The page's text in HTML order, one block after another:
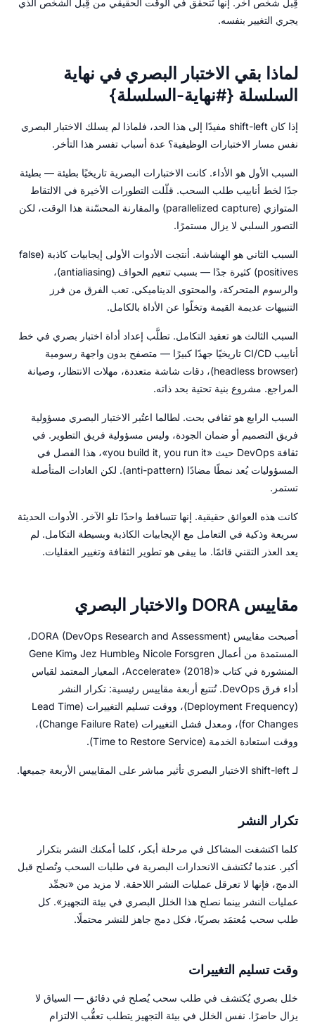
يجري التغيير بنفسه.
لماذا بقي الاختبار البصري في نهاية
السلسلة {#نهاية-السلسلة}
إذا كان shift-left مفيدًا إلى هذا الحد، فلماذا لم يسلك الاختبار البصري
نفس مسار الاختبارات الوظيفية؟ عدة أسباب تفسر هذا التأخر.
السبب الأول هو الأداء. كانت الاختبارات البصرية تاريخيًا بطيئة — بطيئة
جدًا لخط أنابيب طلب السحب. قلّلت التطورات الأخيرة في الالتقاط
المتوازي (parallelized capture) والمقارنة المحسّنة هذا الوقت، لكن
التصور السلبي لا يزال مستمرًا.
السبب الثاني هو الهشاشة. أنتجت الأدوات الأولى إيجابيات كاذبة (false
positives) كثيرة جدًا — بسبب تنعيم الحواف (antialiasing)،
والرسوم المتحركة، والمحتوى الديناميكي. تعب الفرق من فرز
التنبيهات عديمة القيمة وتخلّوا عن الأداة بالكامل.
السبب الثالث هو تعقيد التكامل. تطلَّب إعداد أداة اختبار بصري في خط
أنابيب CI/CD تاريخيًا جهدًا كبيرًا — متصفح بدون واجهة رسومية
(headless browser)، دقات شاشة متعددة، مهلات الانتظار، وصيانة
المراجع. مشروع بنية تحتية بحد ذاته.
السبب الرابع هو ثقافي بحت. لطالما اعتُبر الاختبار البصري مسؤولية
فريق التصميم أو ضمان الجودة، وليس مسؤولية فريق التطوير. في
ثقافة DevOps حيث «you build it, you run it»، هذا الفصل في
المسؤوليات يُعد نمطًا مضادًا (anti-pattern). لكن العادات المتأصلة
تستمر.
كانت هذه العوائق حقيقية. إنها تتساقط واحدًا تلو الآخر. الأدوات الحديثة
سريعة وذكية في التعامل مع الإيجابيات الكاذبة وبسيطة التكامل. لم
يعد العذر التقني قائمًا. ما يبقى هو تطوير الثقافة وتغيير العقليات.
مقاييس DORA والاختبار البصري
أصبحت مقاييس DORA (DevOps Research and Assessment)،
المستمدة من أعمال Nicole Forsgren وJez Humble وGene Kim
المنشورة في كتاب «Accelerate» (2018)، المعيار المعتمد لقياس
أداء فرق DevOps. تُتتبع أربعة مقاييس رئيسية: تكرار النشر
(Deployment Frequency)، ووقت تسليم التغييرات (Lead Time
for Changes)، ومعدل فشل التغييرات (Change Failure Rate)،
ووقت استعادة الخدمة (Time to Restore Service).
لـ shift-left الاختبار البصري تأثير مباشر على المقاييس الأربعة جميعها.
تكرار النشر
كلما اكتشفت المشاكل في مرحلة أبكر، كلما أمكنك النشر بتكرار
أكبر. عندما تُكتشف الانحدارات البصرية في طلبات السحب وتُصلح قبل
الدمج، فإنها لا تعرقل عمليات النشر اللاحقة. لا مزيد من «نجمِّد
عمليات النشر بينما نصلح هذا الخلل البصري في بيئة التجهيز». كل
طلب سحب مُعتمَد بصريًا، فكل دمج جاهز للنشر محتملًا.
وقت تسليم التغييرات
خلل بصري يُكتشف في طلب سحب يُصلح في دقائق — السياق لا
يزال حاضرًا. نفس الخلل في بيئة التجهيز يتطلب تعقُّب الالتزام